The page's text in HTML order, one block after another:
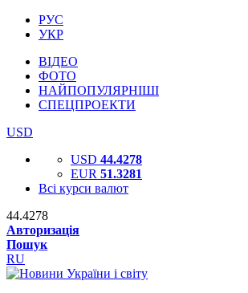
РУС
УКР
ВІДЕО
ФОТО
НАЙПОПУЛЯРНІШІ
СПЕЦПРОЕКТИ
USD
USD 44.4278
EUR 51.3281
Всі курси валют
44.4278
Авторизація
Пошук
RU